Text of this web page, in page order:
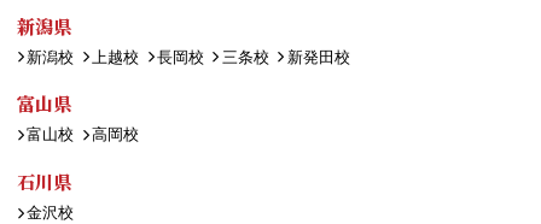
新潟県
新潟校 上越校 長岡校 三条校 新発田校
富山県
富山校 高岡校
石川県
金沢校